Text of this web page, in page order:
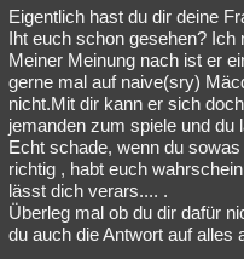
Eigentlich hast du dir deine
Iht euch schon gesehen? Ich
Meiner Meinung nach ist er
gerne mal auf naive(sry)
nicht.Mit dir kann er sich
jemanden zum spiele und du
Echt schade, wenn du
richtig , habt euch
lässt dich verars.... .
Überleg mal ob du dir dafür
du auch die Antwort auf alles